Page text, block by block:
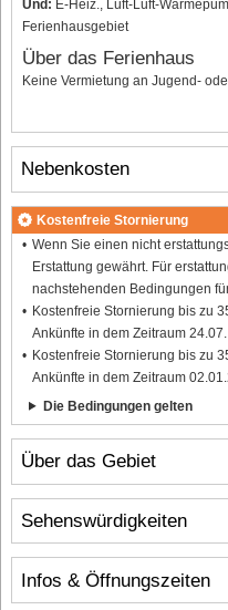
Und: E-Heiz., Luft-Luft-
Ferienhausgebiet
Über das Ferienhaus
Keine Vermietung an Jugend-
Über das Gebiet
Infos & Öffnungszeiten
Nebenkosten
Kostenfreie Stornierung
Wenn Sie einen nicht
Erstattung gewährt. Für
nachstehenden Bedingungen
Kostenfreie Stornierung bis zu
Ankünfte in dem Zeitraum
Kostenfreie Stornierung bis zu
Ankünfte in dem Zeitraum
Die Bedingungen gelten
Sehenswürdigkeiten